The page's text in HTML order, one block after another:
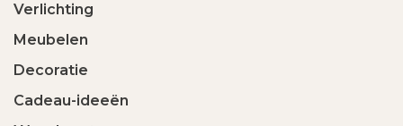
Verlichting
Meubelen
Decoratie
Cadeau-ideeën